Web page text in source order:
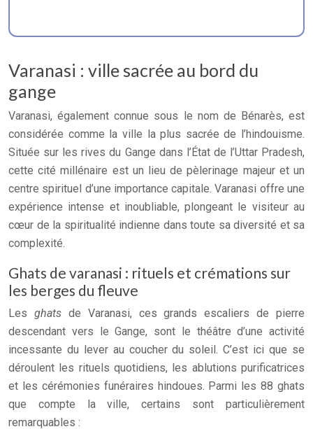
Varanasi : ville sacrée au bord du
gange
Varanasi, également connue sous le nom de Bénarès, est
considérée comme la ville la plus sacrée de l’hindouisme.
Située sur les rives du Gange dans l’État de l’Uttar Pradesh,
cette cité millénaire est un lieu de pèlerinage majeur et un
centre spirituel d’une importance capitale. Varanasi offre une
expérience intense et inoubliable, plongeant le visiteur au
cœur de la spiritualité indienne dans toute sa diversité et sa
complexité.
Ghats de varanasi : rituels et crémations sur
les berges du fleuve
Les ghats de Varanasi, ces grands escaliers de pierre
descendant vers le Gange, sont le théâtre d’une activité
incessante du lever au coucher du soleil. C’est ici que se
déroulent les rituels quotidiens, les ablutions purificatrices
et les cérémonies funéraires hindoues. Parmi les 88 ghats
que compte la ville, certains sont particulièrement
remarquables :